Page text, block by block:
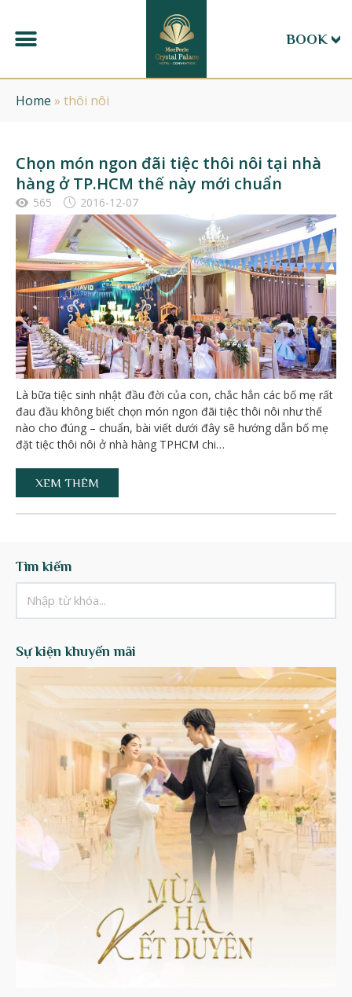
BOOK
Home » thôi nôi
Chọn món ngon đãi tiệc thôi nôi tại nhà
hàng ở TP.HCM thế này mới chuẩn
565 2016-12-07
Là bữa tiệc sinh nhật đầu đời của con, chắc hẳn các bố mẹ rất
đau đầu không biết chọn món ngon đãi tiệc thôi nôi như thế
nào cho đúng – chuẩn, bài viết dưới đây sẽ hướng dẫn bố mẹ
đặt tiệc thôi nôi ở nhà hàng TPHCM chi…
XEM THÊM
Tìm kiếm
Sự kiện khuyến mãi